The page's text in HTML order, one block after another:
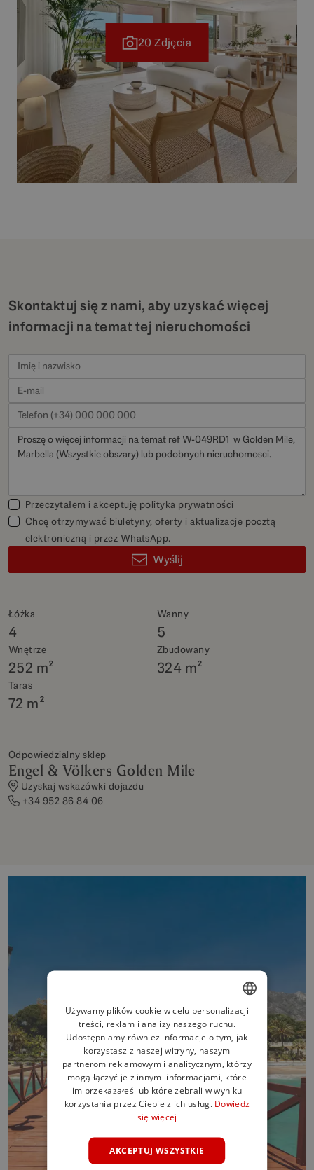
20 Zdjęcia
Skontaktuj się z nami, aby uzyskać więcej
informacji na temat tej nieruchomości
Łóżka
4
Wanny
5
Wnętrze
252 m²
Zbudowany
324 m²
Taras
72 m²
Odpowiedzialny sklep
Engel & Völkers Golden Mile
Uzyskaj wskazówki dojazdu
+34 952 86 84 06
Przeczytałem i akceptuję polityka prywatności
Chcę otrzymywać biuletyny, oferty i aktualizacje pocztą
elektroniczną i przez WhatsApp.
Wyślij
ENGLISH
SPANISH
FRENCH
GERMAN
Używamy plików cookie w celu personalizacji
treści, reklam i analizy naszego ruchu.
Udostępniamy również informacje o tym, jak
korzystasz z naszej witryny, naszym
partnerom reklamowym i analitycznym, którzy
mogą łączyć je z innymi informacjami, które
im przekazałeś lub które zebrali w wyniku
korzystania przez Ciebie z ich usług. Dowiedz
się więcej
AKCEPTUJ WSZYSTKIE